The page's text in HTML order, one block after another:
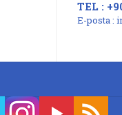
TEL :
E-posta :